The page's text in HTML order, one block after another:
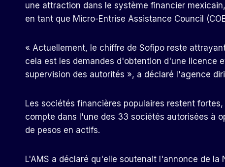
une attraction dans le système financier
en tant que Micro-Entrise Assistance Council
« Actuellement, le chiffre de Sofipo reste
cela est les demandes d'obtention d'une licence
supervision des autorités », a déclaré l'agence
Les sociétés financières populaires restent
compte dans l'une des 33 sociétés autorisées à
de pesos en actifs.
L'AMS a déclaré qu'elle soutenait l'annonce de la